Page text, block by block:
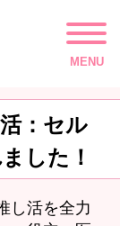
MENU
：セル
した！
し活を全力